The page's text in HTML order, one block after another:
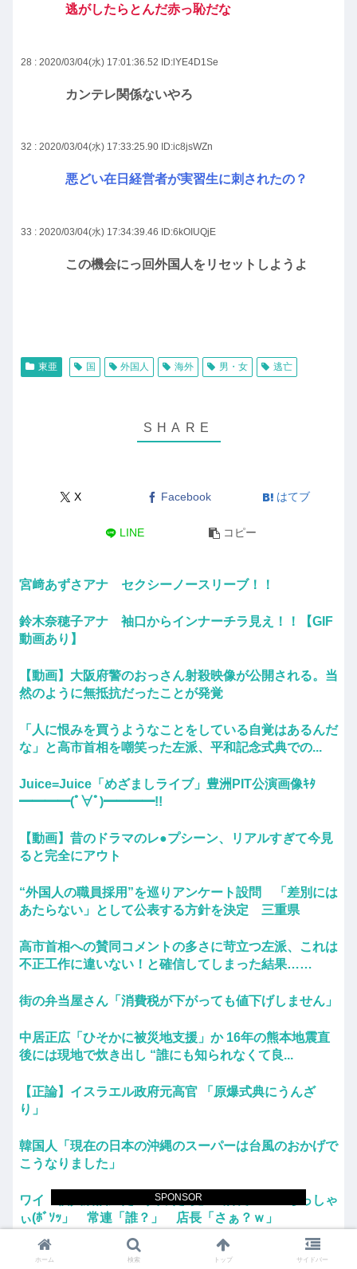
SPONSOR
逃がしたらとんだ赤っ恥だな
28 : 2020/03/04(水) 17:01:36.52 ID:lYE4D1Se
カンテレ関係ないやろ
32 : 2020/03/04(水) 17:33:25.90 ID:ic8jsWZn
悪どい在日経営者が実習生に刺されたの？
33 : 2020/03/04(水) 17:34:39.46 ID:6kOIUQjE
この機会にっ回外国人をリセットしようよ
東亜 国 外国人 海外 男・女 逃亡
X Facebook はてブ
LINE コピー
宮﨑あずさアナ セクシーノースリーブ！！
鈴木奈穂子アナ 袖口からインナーチラ見え！！【GIF
動画あり】
【動画】大阪府警のおっさん射殺映像が公開される。当
然のように無抵抗だったことが発覚
「人に恨みを買うようなことをしている自覚はあるんだ
な」と高市首相を嘲笑った左派、平和記念式典での...
Juice=Juice「めざましライブ」豊洲PIT公演画像ｷﾀ
━━━━(ﾟ∀ﾟ)━━━━!!
【動画】昔のドラマのレ●プシーン、リアルすぎて今見
ると完全にアウト
“外国人の職員採用”を巡りアンケート設問 「差別には
あたらない」として公表する方針を決定 三重県
高市首相への賛同コメントの多さに苛立つ左派、これは
不正工作に違いない！と確信してしまった結果……
街の弁当屋さん「消費税が下がっても値下げしません」
中居正広「ひそかに被災地支援」か 16年の熊本地震直
後には現地で炊き出し “誰にも知られなくて良...
【正論】イスラエル政府元高官 「原爆式典にうんざ
り」
韓国人「現在の日本の沖縄のスーパーは台風のおかげで
こうなりました」
ワイ「個人居酒屋だ！入ったろ」 店長「…いらっしゃ
ぃ(ﾎﾞｿｯ」 常連「誰？」 店長「さぁ？ｗ」
大日本帝国陸軍「侵攻できたとして、食糧どうすんだ
ホーム 検索 トップ サイドバー